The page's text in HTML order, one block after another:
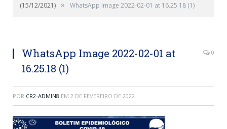
(15/12/2021) » WhatsApp Image 2022-02-01 at 16.25.18 (1)
WhatsApp Image 2022-02-01 at
16.25.18 (1)
0
POR CR2-ADMIN8 EM 2 DE FEVEREIRO DE 2022